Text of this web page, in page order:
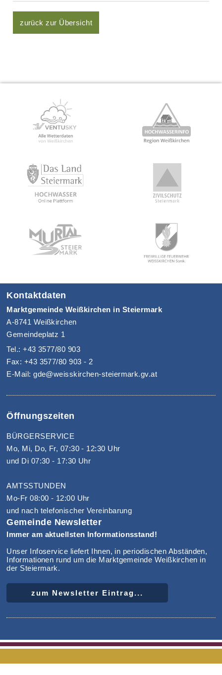
zurück zur Übersicht
Kontaktdaten
Marktgemeinde Weißkirchen in Steiermark
A-8741 Weißkirchen
Gemeindeplatz 1
Tel.: +43 3577/80 903
Fax: +43 3577/80 903 - 2
E-Mail: gde@weisskirchen-steiermark.gv.at
Öffnungszeiten
BÜRGERSERVICE
Mo, Mi, Do, Fr, 07:30 - 12:30 Uhr
und Di 07:30 - 17:30 Uhr
AMTSSTUNDEN
Mo-Fr 08:00 - 12:00 Uhr
und nach telefonischer Vereinbarung
Gemeinde Newsletter
Immer am aktuellsten Informationsstand!
Unser Infoservice liefert Ihnen, in periodischen Abständen,
Informationen rund um die Marktgemeinde Weißkirchen in
der Steiermark.
zum Newsletter Eintrag...